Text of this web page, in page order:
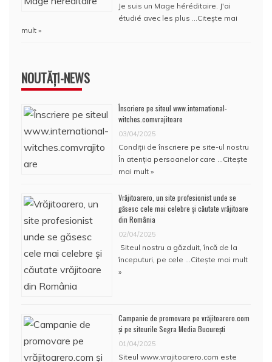
Je suis un Mage héréditaire. J'ai
étudié avec les plus … Citește mai
mult »
NOUTĂȚI-NEWS
Înscriere pe siteul www.international-
witches.comvrajitoare
03/04/2025
Condiţii de înscriere pe site-ul nostru
În atenţia persoanelor care … Citește
mai mult »
Vrăjitoarero, un site profesionist unde se
găsesc cele mai celebre și căutate vrăjitoare
din România
02/04/2025
Siteul nostru a găzduit, încă de la
începuturi, pe cele … Citește mai mult
»
Campanie de promovare pe vrăjitoarero.com
și pe siteurile Segra Media București
01/04/2025
Siteul www.vrajitoarero.com este